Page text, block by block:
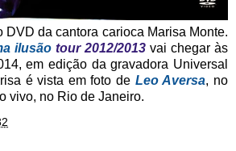
DVD da cantora carioca Marisa Monte.
ilusão tour 2012/2013 vai chegar às
em edição da gravadora Universal
é vista em foto de Leo Aversa, no
vivo, no Rio de Janeiro.